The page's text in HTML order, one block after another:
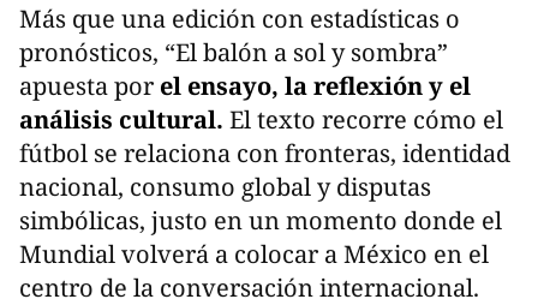
Más que una edición con estadísticas o
pronósticos, “El balón a sol y sombra”
apuesta por el ensayo, la reflexión y el
análisis cultural. El texto recorre cómo el
fútbol se relaciona con fronteras, identidad
nacional, consumo global y disputas
simbólicas, justo en un momento donde el
Mundial volverá a colocar a México en el
centro de la conversación internacional.